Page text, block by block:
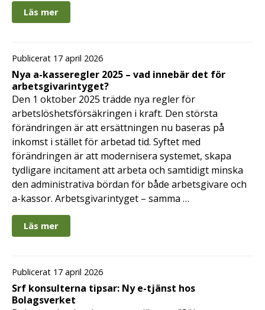
Läs mer
Publicerat 17 april 2026
Nya a-kasseregler 2025 – vad innebär det för
arbetsgivarintyget?
Den 1 oktober 2025 trädde nya regler för
arbetslöshetsförsäkringen i kraft. Den största
förändringen är att ersättningen nu baseras på
inkomst i stället för arbetad tid. Syftet med
förändringen är att modernisera systemet, skapa
tydligare incitament att arbeta och samtidigt minska
den administrativa bördan för både arbetsgivare och
a-kassor. Arbetsgivarintyget – samma …
Läs mer
Publicerat 17 april 2026
Srf konsulterna tipsar: Ny e-tjänst hos
Bolagsverket